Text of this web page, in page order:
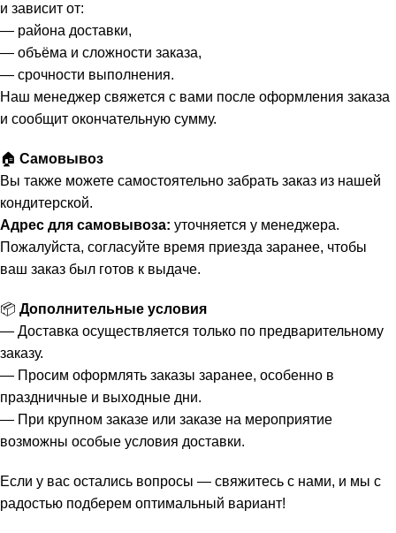
и зависит от:
— района доставки,
— объёма и сложности заказа,
— срочности выполнения.
Наш менеджер свяжется с вами после оформления заказа
и сообщит окончательную сумму.
🏠 Самовывоз
Вы также можете самостоятельно забрать заказ из нашей
кондитерской.
Адрес для самовывоза: уточняется у менеджера.
Пожалуйста, согласуйте время приезда заранее, чтобы
ваш заказ был готов к выдаче.
📦 Дополнительные условия
— Доставка осуществляется только по предварительному
заказу.
— Просим оформлять заказы заранее, особенно в
праздничные и выходные дни.
— При крупном заказе или заказе на мероприятие
возможны особые условия доставки.
Если у вас остались вопросы — свяжитесь с нами, и мы с
радостью подберем оптимальный вариант!